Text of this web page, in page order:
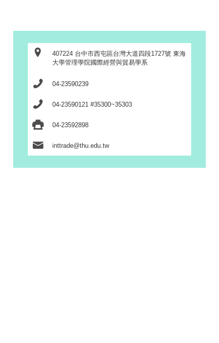
407224 台中市西屯區台灣大道四段1727號 東海
大學管理學院國際經營與貿易學系
04-23590239
04-23590121 #35300~35303
04-23592898
inttrade@thu.edu.tw